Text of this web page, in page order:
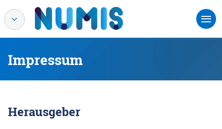
Impressum
Herausgeber